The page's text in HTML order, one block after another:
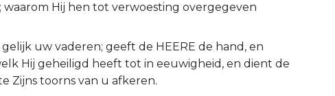
Hij hen tot verwoesting overgegeven
uw vaderen; geeft de HEERE de hand, en
Hij geheiligd heeft tot in eeuwigheid, en dient de
Zijns toorns van u afkeren.